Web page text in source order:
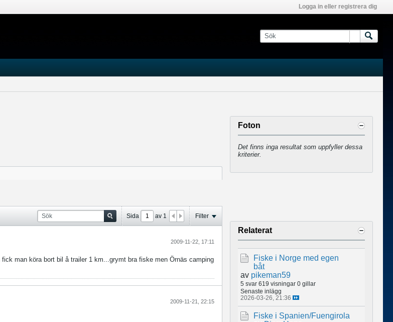
Logga in eller registrera dig
Sida av 1 Filter
2009-11-22, 17:11
man köra bort bil å trailer 1 km...grymt bra fiske men Örnäs camping
2009-11-21, 22:15
Foton
Det finns inga resultat som uppfyller dessa
kriterier.
Relaterat
Fiske i Norge med egen
båt
av pikeman59
5 svar 619 visningar 0 gillar
Senaste inlägg
2026-03-26, 21:36
Fiske i Spanien/Fuengirola